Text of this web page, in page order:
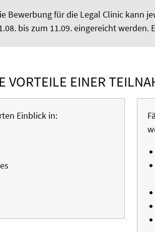
Bewerbung für die Legal Clinic kann
bis zum 11.09. eingereicht
VORTEILE EINER
Einblick in: